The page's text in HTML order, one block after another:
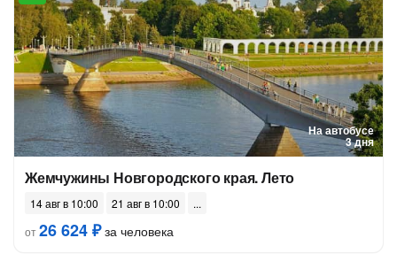
На автобусе
3 дня
Жемчужины Новгородского края. Лето
14 авг в 10:00
21 авг в 10:00
от26 624 ₽за человека